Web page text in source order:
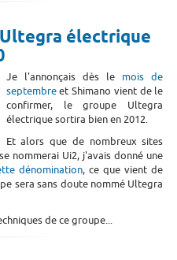
électrique
Je l'annonçais dès le mois de
septembreet Shimano vient de le
confirmer, le groupe Ultegra
électrique sortira bien en 2012.
Et alors que de nombreux sites
nommerai Ui2, j'avais donné une
dénomination, ce que vient de
sera sans doute nommé Ultegra
de ce groupe...